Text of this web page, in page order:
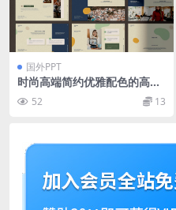
国外PPT
时尚高端简约优雅配色的高品
质powerpoint幻灯片演示模
板（pptx）
52 13